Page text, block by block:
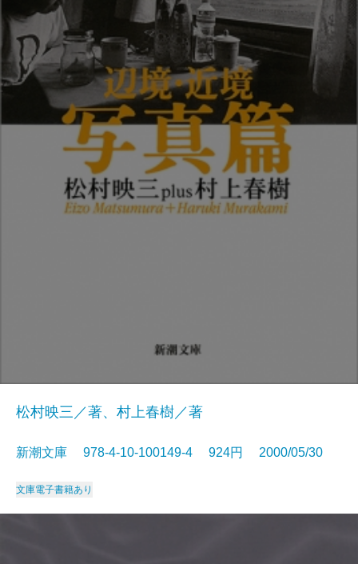
松村映三／著、村上春樹／著
新潮文庫 978-4-10-100149-4 924円 2000/05/30
文庫電子書籍あり